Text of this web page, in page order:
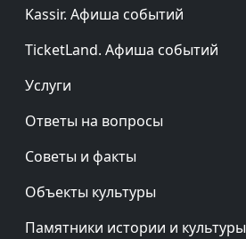
Kassir. Афиша событий
TicketLand. Афиша событий
Услуги
Ответы на вопросы
Советы и факты
Объекты культуры
Памятники истории и культуры